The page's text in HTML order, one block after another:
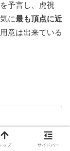
予言し、虎視
に最も頂点に近
意は出来ている
トップ サイドバー